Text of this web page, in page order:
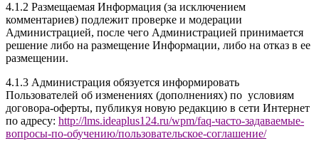
4.1.2 Размещаемая Информация (за исключением
комментариев) подлежит проверке и модерации
Администрацией, после чего Администрацией принимается
решение либо на размещение Информации, либо на отказ в ее
размещении.
4.1.3 Администрация обязуется информировать
Пользователей об изменениях (дополнениях) по условиям
договора-оферты, публикуя новую редакцию в сети Интернет
по адресу: http://lms.ideaplus124.ru/wpm/faq-часто-задаваемые-
вопросы-по-обучению/пользовательское-соглашение/